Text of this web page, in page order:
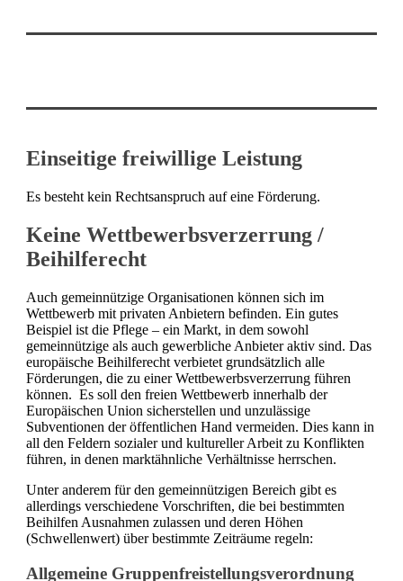
Einseitige freiwillige Leistung
Es besteht kein Rechtsanspruch auf eine Förderung.
Keine Wettbewerbsverzerrung /
Beihilferecht
Auch gemeinnützige Organisationen können sich im
Wettbewerb mit privaten Anbietern befinden. Ein gutes
Beispiel ist die Pflege – ein Markt, in dem sowohl
gemeinnützige als auch gewerbliche Anbieter aktiv sind. Das
europäische Beihilferecht verbietet grundsätzlich alle
Förderungen, die zu einer Wettbewerbsverzerrung führen
können. Es soll den freien Wettbewerb innerhalb der
Europäischen Union sicherstellen und unzulässige
Subventionen der öffentlichen Hand vermeiden. Dies kann in
all den Feldern sozialer und kultureller Arbeit zu Konflikten
führen, in denen marktähnliche Verhältnisse herrschen.
Unter anderem für den gemeinnützigen Bereich gibt es
allerdings verschiedene Vorschriften, die bei bestimmten
Beihilfen Ausnahmen zulassen und deren Höhen
(Schwellenwert) über bestimmte Zeiträume regeln:
Allgemeine Gruppenfreistellungsverordnung